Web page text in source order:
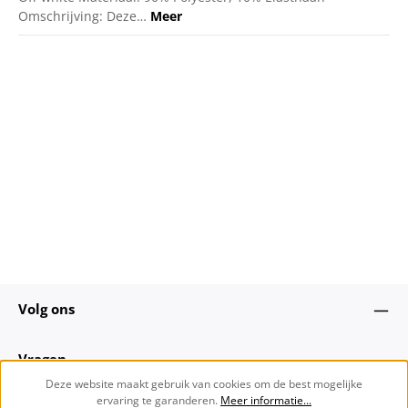
Omschrijving: Deze… Meer
Volg ons
Vragen
Deze website maakt gebruik van cookies om de best mogelijke
ervaring te garanderen. Meer informatie...